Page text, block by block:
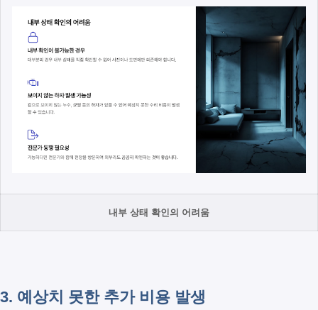
내부 상태 확인의 어려움
3. 예상치 못한 추가 비용 발생